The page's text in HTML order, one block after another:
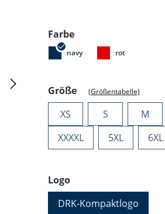
Farbeauswählen
navy rot
Größeauswählen
(Größentabelle)
XS S M
XXXXL
5XL 6XL
Logoauswählen
DRK-Kompaktlogo